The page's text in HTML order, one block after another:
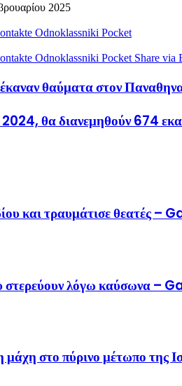
2025
Odnoklassniki Pocket
Odnoklassniki Pocket Share via
θαύματα στον
θα διανεμηθούν 674
και τραυμάτισε θεατές
στερεύουν λόγω καύσωνα
στο πύρινο μέτωπο της